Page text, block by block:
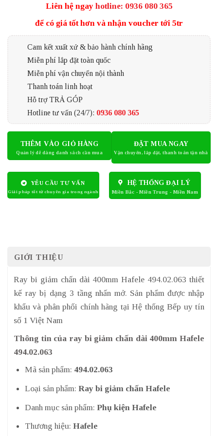
Liên hệ ngay hotline: 0936 080 365
để có giá tốt hơn và nhận voucher tới 5tr
Cam kết xuất xứ & bảo hành chính hãng
Miễn phí lắp đặt toàn quốc
Miễn phí vận chuyển nội thành
Thanh toán linh hoạt
Hỗ trợ TRẢ GÓP
Hotline tư vấn (24/7): 0936 080 365
THÊM VÀO GIỎ HÀNG ĐẶT MUA NGAY
YÊU CẦU TƯ VẤN HỆ THỐNG ĐẠI LÝ
GIỚI THIỆU
Ray bi giảm chấn dài 400mm Hafele 494.02.063 thiết
kế ray bị dạng 3 tầng nhấn mở. Sản phẩm được nhập
khẩu và phân phối chính hãng tại Hệ thống Bếp uy tín
số 1 Việt Nam
Thông tin của ray bi giảm chấn dài 400mm Hafele
494.02.063
Mã sản phẩm: 494.02.063
Loại sản phẩm: Ray bi giảm chấn Hafele
Danh mục sản phẩm: Phụ kiện Hafele
Thương hiệu: Hafele